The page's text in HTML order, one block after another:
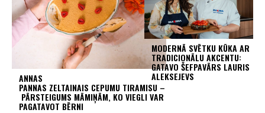
ANNAS
PANNAS ZELTAINAIS CEPUMU TIRAMISU –
PĀRSTEIGUMS MĀMIŅĀM, KO VIEGLI VAR
PAGATAVOT BĒRNI
MODERNĀ SVĒTKU KŪKA AR
TRADICIONĀLU AKCENTU:
GATAVO ŠEFPAVĀRS LAURIS
ALEKSEJEVS